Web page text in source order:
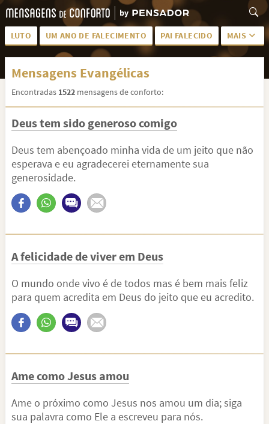
LUTO UM ANO DE FALECIMENTO PAI FALECIDO MAIS
LUTO PARA AMIGA PALAVRAS
SAUDADES DA MÃE
MEUS SENTIMENTOS PÊSAMES PARA AMIGO
FRASES DE LUTO PARA AMIGO FIM DE NAMORO
TODAS AS CATEGORIAS
Mensagens Evangélicas
Encontradas 1522 mensagens de conforto:
Deus tem sido generoso comigo
Deus tem abençoado minha vida de um jeito que não
esperava e eu agradecerei eternamente sua
generosidade.
A felicidade de viver em Deus
O mundo onde vivo é de todos mas é bem mais feliz
para quem acredita em Deus do jeito que eu acredito.
Ame como Jesus amou
Ame o próximo como Jesus nos amou um dia; siga
sua palavra como Ele a escreveu para nós.